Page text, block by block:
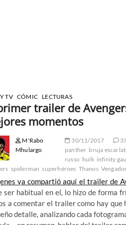
TV CÓMIC LECTURAS
trailer de
momentos
M'Rabo
Mhulargo
30/11/2017
panther bruja
russo hulk infinity
spiderman superhéroes Thanos
ya compartió aquí el trailer de
ser habitual en el, lo hizo de forma
a comentar el trailer como hay que
detalle, analizando cada